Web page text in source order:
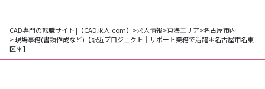
CAD専門の転職サイト |【CAD求人.com】 >求人情報>東海エリア>名古屋市内
> 現場事務(書類作成など)【駅近プロジェクト｜サポート業務で活躍＊名古屋市名東
区＊】